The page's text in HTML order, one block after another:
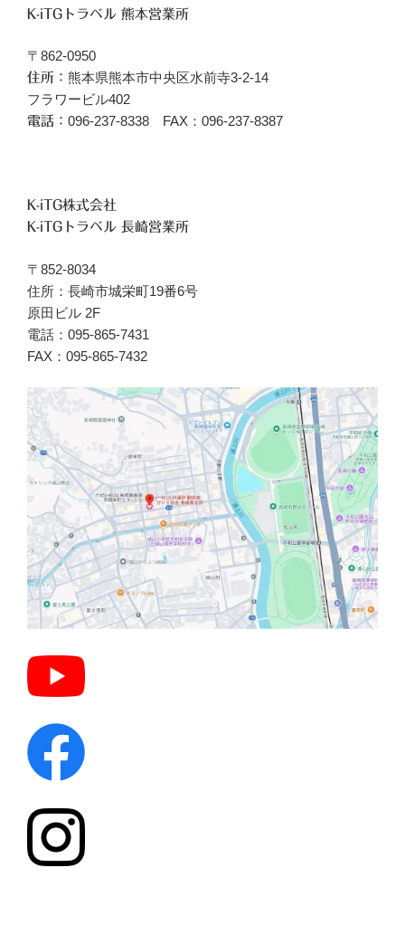
K-iTGトラベル 熊本営業所
〒862-0950
住所： 熊本県熊本市中央区水前寺3-2-14
フラワービル402
電話： 096‐237-8338 FAX：096-237-8387
K-iTG株式会社
K-iTGトラベル 長崎営業所
〒852-8034
住所：長崎市城栄町19番6号
原田ビル 2F
電話：095-865-7431
FAX：095-865-7432